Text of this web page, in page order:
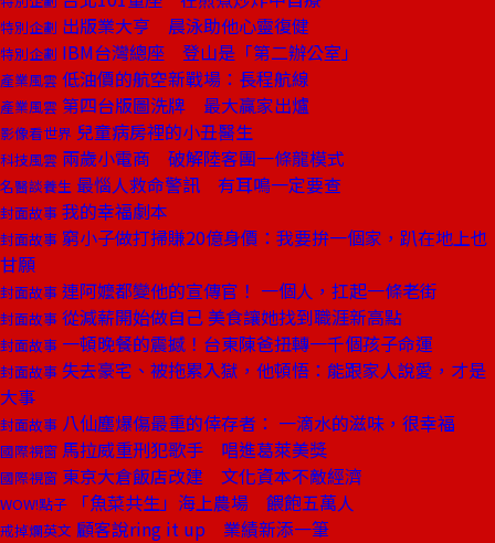
特別企劃 出版業大亨 晨泳助他心靈復健
特別企劃 IBM台灣總座 登山是「第二辦公室」
產業風雲 低油價的航空新戰場：長程航線
產業風雲 第四台版圖洗牌 最大贏家出爐
影像看世界 兒童病房裡的小丑醫生
科技風雲 兩歲小電商 破解陸客團一條龍模式
名醫談養生 最惱人救命警訊 有耳鳴一定要查
封面故事 我的幸福劇本
封面故事 窮小子做打掃賺20億身價：我要拚一個家，趴在地上也
甘願
封面故事 連阿嬤都變他的宣傳官！ 一個人，扛起一條老街
封面故事 從減薪開始做自己 美食讓她找到職涯新高點
封面故事 一頓晚餐的震撼！台東陳爸扭轉一千個孩子命運
封面故事 失去豪宅、被拖累入獄，他頓悟：能跟家人說愛，才是
大事
封面故事 八仙塵爆傷最重的倖存者： 一滴水的滋味，很幸福
國際視窗 馬拉威重刑犯歌手 唱進葛萊美獎
國際視窗 東京大倉飯店改建 文化資本不敵經濟
WOW!點子 「魚菜共生」海上農場 餵飽五萬人
戒掉爛英文 顧客說ring it up 業績新添一筆